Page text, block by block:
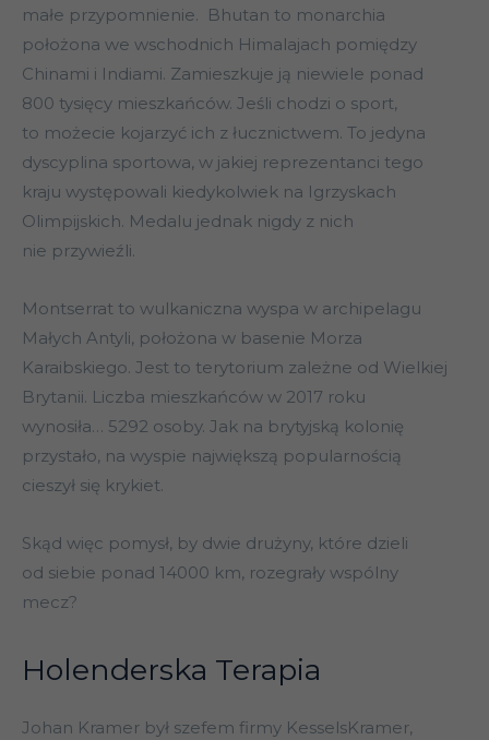
małe przypomnienie. Bhutan to monarchia
położona we wschodnich Himalajach pomiędzy
Chinami i Indiami. Zamieszkuje ją niewiele ponad
800 tysięcy mieszkańców. Jeśli chodzi o sport,
to możecie kojarzyć ich z łucznictwem. To jedyna
dyscyplina sportowa, w jakiej reprezentanci tego
kraju występowali kiedykolwiek na Igrzyskach
Olimpijskich. Medalu jednak nigdy z nich
nie przywieźli.
Montserrat to wulkaniczna wyspa w archipelagu
Małych Antyli, położona w basenie Morza
Karaibskiego. Jest to terytorium zależne od Wielkiej
Brytanii. Liczba mieszkańców w 2017 roku
wynosiła… 5292 osoby. Jak na brytyjską kolonię
przystało, na wyspie największą popularnością
cieszył się krykiet.
Skąd więc pomysł, by dwie drużyny, które dzieli
od siebie ponad 14000 km, rozegrały wspólny
mecz?
Holenderska Terapia
Johan Kramer był szefem firmy KesselsKramer,